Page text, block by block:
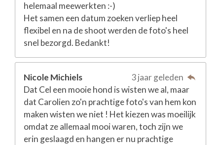
helemaal meewerkten :-)
Het samen een datum zoeken verliep heel
flexibel en na de shoot werden de foto's heel
snel bezorgd. Bedankt!
Nicole Michiels
3 jaar geleden
Dat Cel een mooie hond is wisten we al, maar
dat Carolien zo'n prachtige foto's van hem kon
maken wisten we niet ! Het kiezen was moeilijk
omdat ze allemaal mooi waren, toch zijn we
erin geslaagd en hangen er nu prachtige